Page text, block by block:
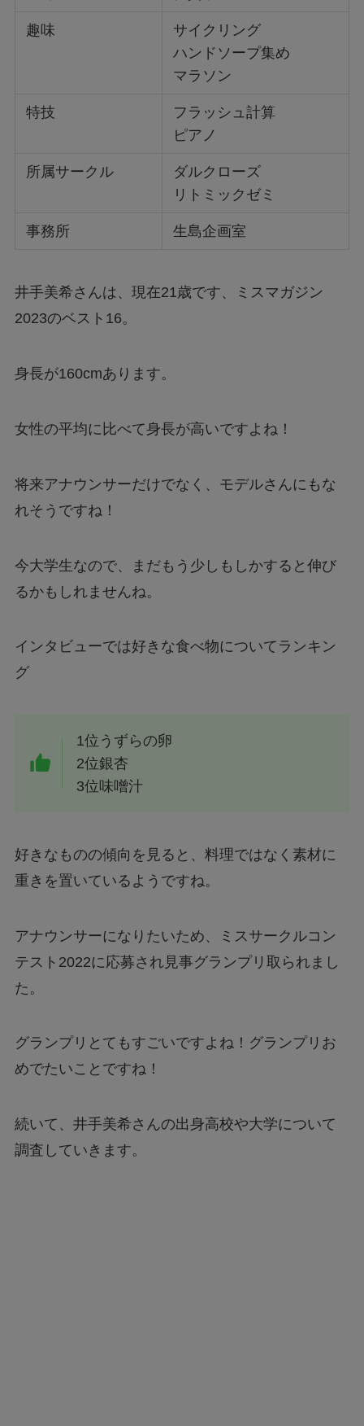
趣味
サイクリング
ハンドソープ集め
マラソン
特技
フラッシュ計算
ピアノ
所属サークル
ダルクローズ
リトミックゼミ
事務所 生島企画室
井手美希さんは、現在21歳です、ミスマガジン
2023のベスト16。
身長が160cmあります。
女性の平均に比べて身長が高いですよね！
将来アナウンサーだけでなく、モデルさんにもな
れそうですね！
今大学生なので、まだもう少しもしかすると伸び
るかもしれませんね。
インタビューでは好きな食べ物についてランキン
グ
1位うずらの卵
2位銀杏
3位味噌汁
好きなものの傾向を見ると、料理ではなく素材に
重きを置いているようですね。
アナウンサーになりたいため、ミスサークルコン
テスト2022に応募され見事グランプリ取られまし
た。
グランプリとてもすごいですよね！グランプリお
めでたいことですね！
続いて、井手美希さんの出身高校や大学について
調査していきます。